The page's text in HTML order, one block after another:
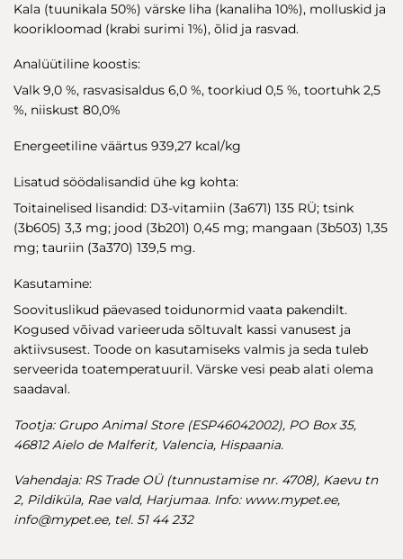
Kala (tuunikala 50%) värske liha (kanaliha 10%), molluskid ja
koorikloomad (krabi surimi 1%), õlid ja rasvad.
Analüütiline koostis:
Valk 9,0 %, rasvasisaldus 6,0 %, toorkiud 0,5 %, toortuhk 2,5
%, niiskust 80,0%
Energeetiline väärtus 939,27 kcal/kg
Lisatud söödalisandid ühe kg kohta:
Toitainelised lisandid: D3-vitamiin (3a671) 135 RÜ; tsink
(3b605) 3,3 mg; jood (3b201) 0,45 mg; mangaan (3b503) 1,35
mg; tauriin (3a370) 139,5 mg.
Kasutamine:
Soovituslikud päevased toidunormid vaata pakendilt.
Kogused võivad varieeruda sõltuvalt kassi vanusest ja
aktiivsusest. Toode on kasutamiseks valmis ja seda tuleb
serveerida toatemperatuuril. Värske vesi peab alati olema
saadaval.
Tootja: Grupo Animal Store (ESP46042002), PO Box 35,
46812 Aielo de Malferit, Valencia, Hispaania.
Vahendaja: RS Trade OÜ (tunnustamise nr. 4708), Kaevu tn
2, Pildiküla, Rae vald, Harjumaa. Info: www.mypet.ee,
info@mypet.ee, tel. 51 44 232